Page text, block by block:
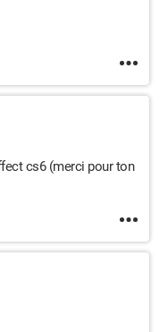
cs6 (merci pour ton